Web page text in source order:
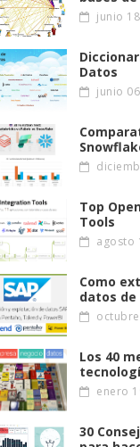
junio
Datos
junio
Top
Tools
agosto
Como
datos de
Los 40
enero
30